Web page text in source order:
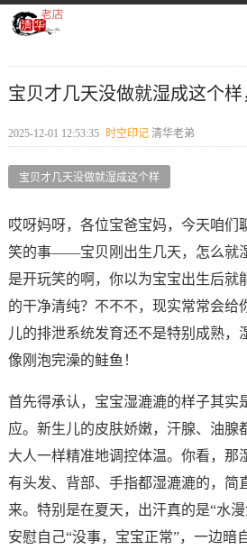
宝贝才几天没做就湿成这个样
2025-12-01 12:53:35 时空印记​ 清华老弟
宝贝才几天没做就湿成这个样
哎呀妈呀，各位宝爸宝妈，今天咱们
笑的事——宝贝刚出生几天，怎么就
是开玩笑的啊，你以为宝宝出生后就
的干净清纯？不不不，现实常常会给
儿的排泄系统发育还不是特别成熟，
像刚泡完澡的鲑鱼！
首先得承认，宝宝湿漉漉的样子其实
应。新生儿的皮肤娇嫩，汗腺、油腺
大人一样精准地调控体温。你看，那
有头发、背部、手指都湿漉漉的，简
来。特别是在夏天，出汗真的是“水
安慰自己“没事，宝宝正常”，一边暗